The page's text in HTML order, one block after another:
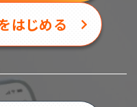
はじめる